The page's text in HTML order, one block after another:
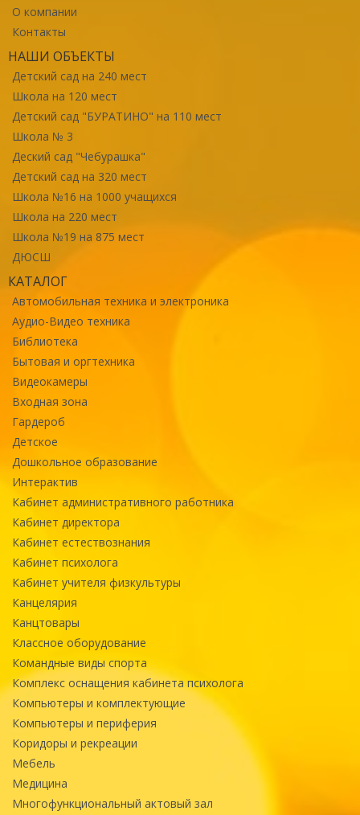
О компании
Контакты
НАШИ ОБЪЕКТЫ
Детский сад на 240 мест
Школа на 120 мест
Детский сад "БУРАТИНО" на 110 мест
Школа № 3
Деский сад "Чебурашка"
Детский сад на 320 мест
Школа №16 на 1000 учащихся
Школа на 220 мест
Школа №19 на 875 мест
ДЮСШ
КАТАЛОГ
Автомобильная техника и электроника
Аудио-Видео техника
Библиотека
Бытовая и оргтехника
Видеокамеры
Входная зона
Гардероб
Детское
Дошкольное образование
Интерактив
Кабинет административного работника
Кабинет директора
Кабинет естествознания
Кабинет психолога
Кабинет учителя физкультуры
Канцелярия
Канцтовары
Классное оборудование
Командные виды спорта
Комплекс оснащения кабинета психолога
Компьютеры и комплектующие
Компьютеры и периферия
Коридоры и рекреации
Мебель
Медицина
Многофункциональный актовый зал